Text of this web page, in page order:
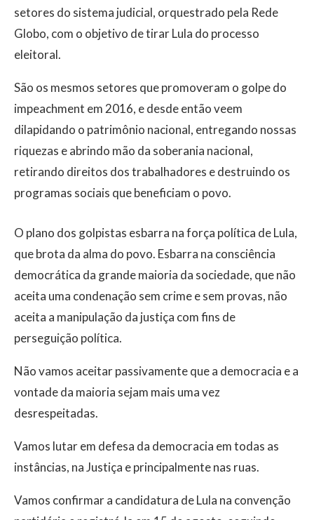
setores do sistema judicial, orquestrado pela Rede
Globo, com o objetivo de tirar Lula do processo
eleitoral.
São os mesmos setores que promoveram o golpe do
impeachment em 2016, e desde então veem
dilapidando o patrimônio nacional, entregando nossas
riquezas e abrindo mão da soberania nacional,
retirando direitos dos trabalhadores e destruindo os
programas sociais que beneficiam o povo.
O plano dos golpistas esbarra na força política de Lula,
que brota da alma do povo. Esbarra na consciência
democrática da grande maioria da sociedade, que não
aceita uma condenação sem crime e sem provas, não
aceita a manipulação da justiça com fins de
perseguição política.
Não vamos aceitar passivamente que a democracia e a
vontade da maioria sejam mais uma vez
desrespeitadas.
Vamos lutar em defesa da democracia em todas as
instâncias, na Justiça e principalmente nas ruas.
Vamos confirmar a candidatura de Lula na convenção